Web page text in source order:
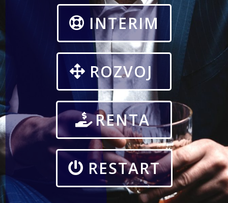
INTERIM
ROZVOJ
RENTA
RESTART